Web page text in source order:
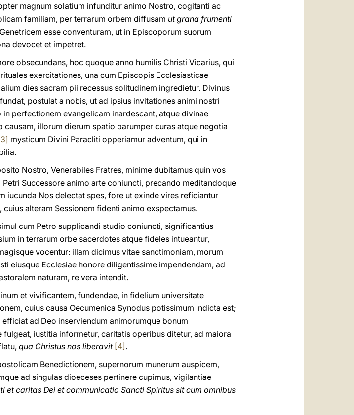
magnum solatium infunditur animo Nostro, cogitanti ac
familiam, per terrarum orbem diffusam ut grana frumenti
esse conventuram, ut in Episcoporum suorum
devocet et impetret.
obsecundans, hoc quoque anno humilis Christi Vicarius, qui
exercitationes, una cum Episcopis Ecclesiasticae
dies sacram pii recessus solitudinem ingredietur. Divinus
postulat a nobis, ut ad ipsius invitationes animi nostri
perfectionem evangelicam inardescant, atque divinae
illorum dierum spatio parumper curas atque negotia
mysticum Divini Paracliti opperiamur adventum, qui in
Nostro, Venerabiles Fratres, minime dubitamus quin vos
Successore animo arte coniuncti, precando meditandoque
iucunda Nos delectat spes, fore ut exinde vires reficiantur
alteram Sessionem fidenti animo exspectamus.
cum Petro supplicandi studio coniuncti, significantius
in terrarum orbe sacerdotes atque fideles intueantur,
vocentur: illam dicimus vitae sanctimoniam, morum
eiusque Ecclesiae honore diligentissime impendendam, ad
naturam, re vera intendit.
et vivificantem, fundendae, in fidelium universitate
cuius causa Oecumenica Synodus potissimum indicta est;
ad Deo inserviendum animorumque bonum
iustitia informetur, caritatis operibus ditetur, ad maiora
qua Christus nos liberavit [4] .
Benedictionem, supernorum munerum auspicem,
ad singulas dioeceses pertinere cupimus, vigilantiae
et caritas Dei et communicatio Sancti Spiritus sit cum omnibus